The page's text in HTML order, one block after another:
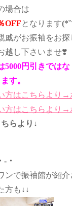
場合は
OFF となります
戚がお振袖をお探
越し下さいませ❣️
円引きではな
す。
方はこちらより→
方はこちらより→
らより↓
・
ンで振袖館が紹
方も↓↓